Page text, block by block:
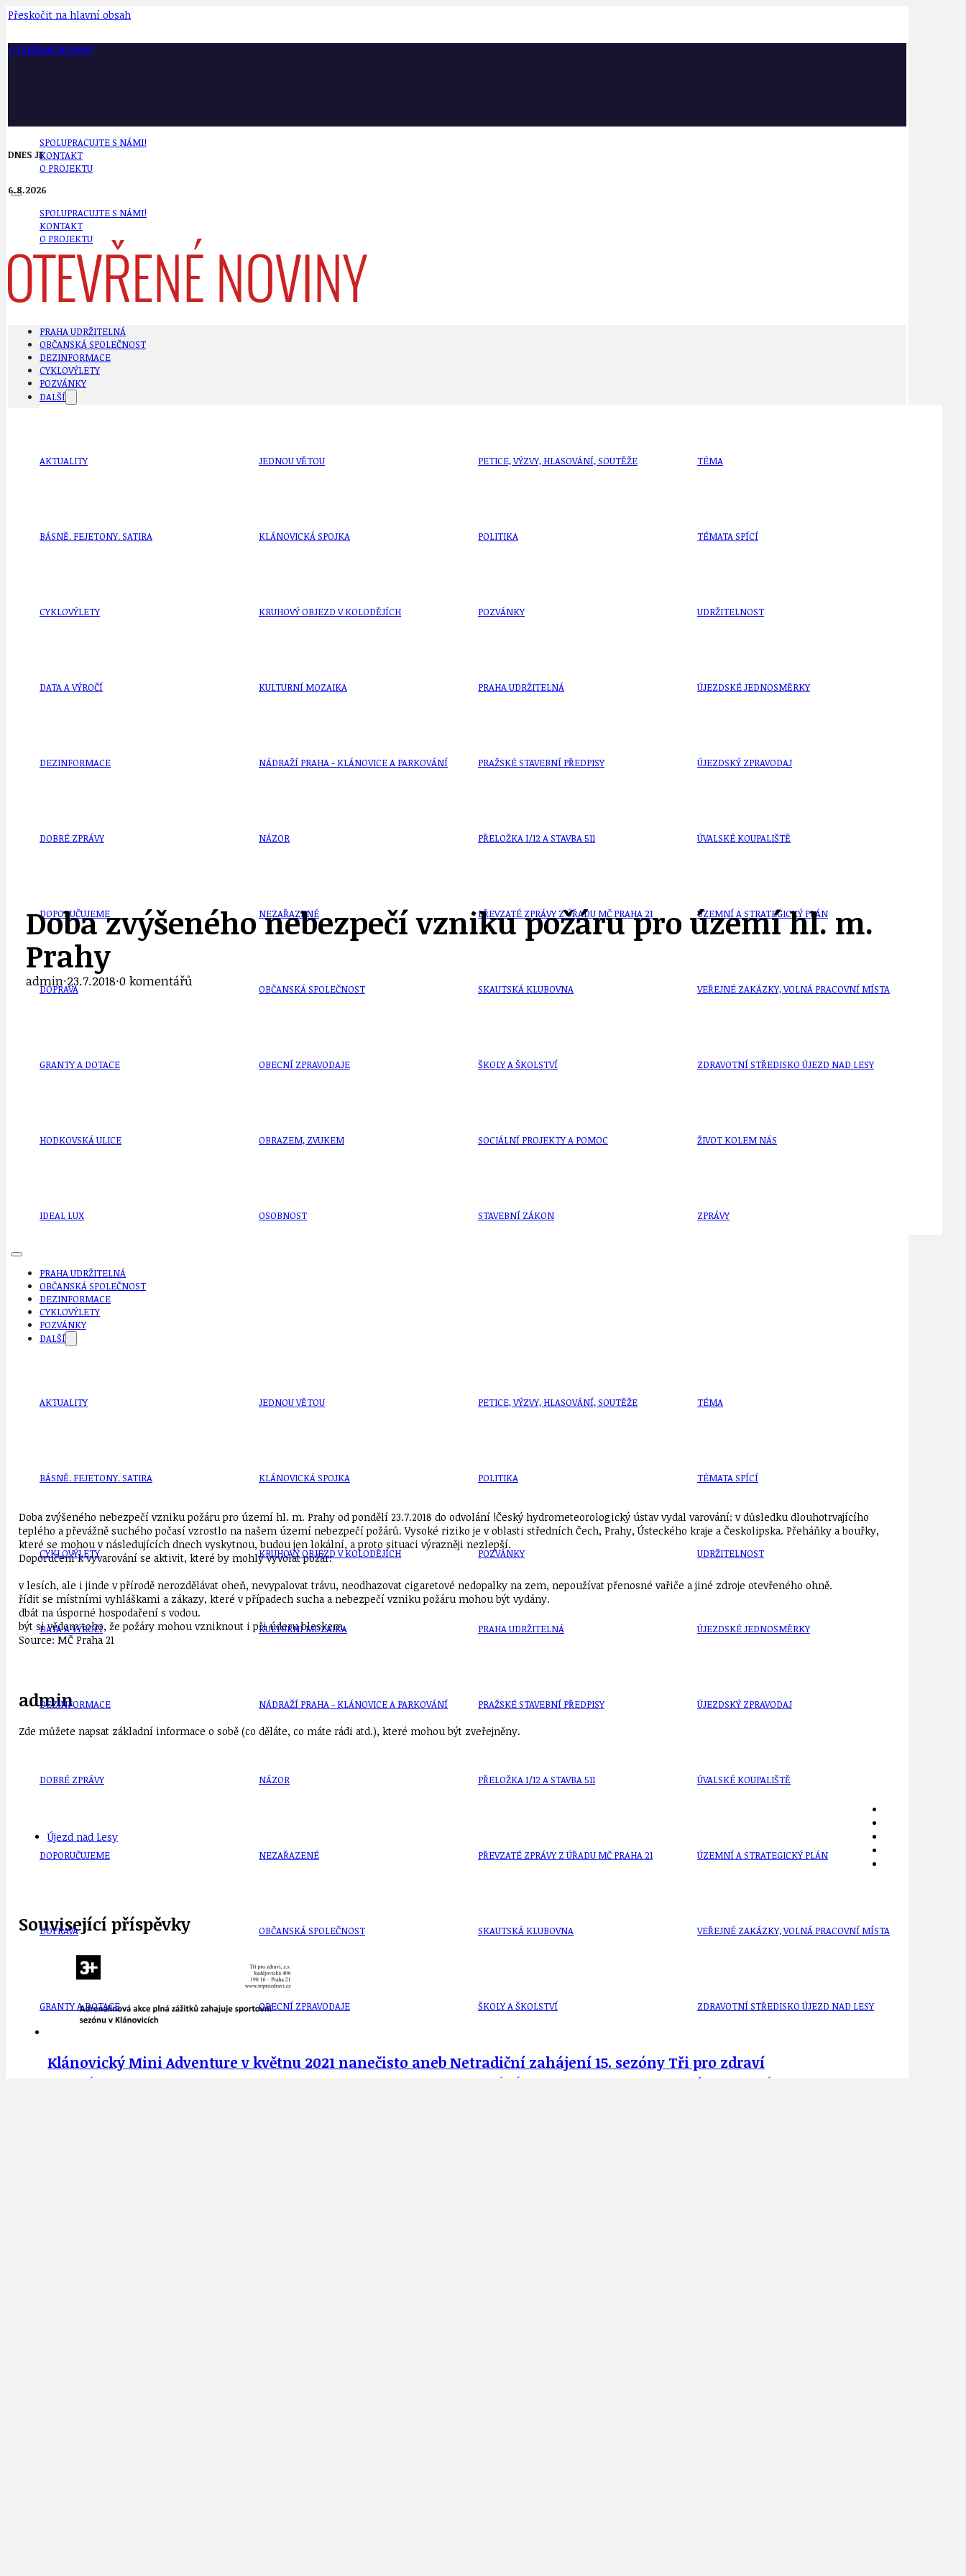
Přeskočit na hlavní obsah
OTEVŘENÉ NOVINY
SPOLUPRACUJTE S NÁMI!
KONTAKT
O PROJEKTU
SPOLUPRACUJTE S NÁMI!
KONTAKT
O PROJEKTU
DNES JE
6.8.2026
PRAHA UDRŽITELNÁ
OBČANSKÁ SPOLEČNOST
DEZINFORMACE
CYKLOVÝLETY
POZVÁNKY
DALŠÍ
AKTUALITY
BÁSNĚ. FEJETONY. SATIRA
CYKLOVÝLETY
DATA A VÝROČÍ
DEZINFORMACE
DOBRÉ ZPRÁVY
DOPORUČUJEME
DOPRAVA
GRANTY A DOTACE
HODKOVSKÁ ULICE
IDEAL LUX
JEDNOU VĚTOU
KLÁNOVICKÁ SPOJKA
KRUHOVÝ OBJEZD V KOLODĚJÍCH
KULTURNÍ MOZAIKA
NÁDRAŽÍ PRAHA - KLÁNOVICE A PARKOVÁNÍ
NÁZOR
NEZAŘAZENÉ
OBČANSKÁ SPOLEČNOST
OBECNÍ ZPRAVODAJE
OBRAZEM, ZVUKEM
OSOBNOST
PETICE, VÝZVY, HLASOVÁNÍ, SOUTĚŽE
POLITIKA
POZVÁNKY
PRAHA UDRŽITELNÁ
PRAŽSKÉ STAVEBNÍ PŘEDPISY
PŘELOŽKA I/12 A STAVBA 511
PŘEVZATÉ ZPRÁVY Z ÚŘADU MČ PRAHA 21
SKAUTSKÁ KLUBOVNA
ŠKOLY A ŠKOLSTVÍ
SOCIÁLNÍ PROJEKTY A POMOC
STAVEBNÍ ZÁKON
TÉMA
TÉMATA SPÍCÍ
UDRŽITELNOST
ÚJEZDSKÉ JEDNOSMĚRKY
ÚJEZDSKÝ ZPRAVODAJ
ÚVALSKÉ KOUPALIŠTĚ
ÚZEMNÍ A STRATEGICKÝ PLÁN
VEŘEJNÉ ZAKÁZKY, VOLNÁ PRACOVNÍ MÍSTA
ZDRAVOTNÍ STŘEDISKO ÚJEZD NAD LESY
ŽIVOT KOLEM NÁS
ZPRÁVY
PRAHA UDRŽITELNÁ
OBČANSKÁ SPOLEČNOST
DEZINFORMACE
CYKLOVÝLETY
POZVÁNKY
DALŠÍ
AKTUALITY
BÁSNĚ. FEJETONY. SATIRA
CYKLOVÝLETY
DATA A VÝROČÍ
DEZINFORMACE
DOBRÉ ZPRÁVY
DOPORUČUJEME
DOPRAVA
GRANTY A DOTACE
HODKOVSKÁ ULICE
JEDNOU VĚTOU
KLÁNOVICKÁ SPOJKA
KRUHOVÝ OBJEZD V KOLODĚJÍCH
KULTURNÍ MOZAIKA
NÁDRAŽÍ PRAHA - KLÁNOVICE A PARKOVÁNÍ
NÁZOR
NEZAŘAZENÉ
OBČANSKÁ SPOLEČNOST
OBECNÍ ZPRAVODAJE
PETICE, VÝZVY, HLASOVÁNÍ, SOUTĚŽE
POLITIKA
POZVÁNKY
PRAHA UDRŽITELNÁ
PRAŽSKÉ STAVEBNÍ PŘEDPISY
PŘELOŽKA I/12 A STAVBA 511
PŘEVZATÉ ZPRÁVY Z ÚŘADU MČ PRAHA 21
SKAUTSKÁ KLUBOVNA
ŠKOLY A ŠKOLSTVÍ
SOCIÁLNÍ PROJEKTY A POMOC
TÉMA
TÉMATA SPÍCÍ
UDRŽITELNOST
ÚJEZDSKÉ JEDNOSMĚRKY
ÚJEZDSKÝ ZPRAVODAJ
ÚVALSKÉ KOUPALIŠTĚ
ÚZEMNÍ A STRATEGICKÝ PLÁN
VEŘEJNÉ ZAKÁZKY, VOLNÁ PRACOVNÍ MÍSTA
ZDRAVOTNÍ STŘEDISKO ÚJEZD NAD LESY
ŽIVOT KOLEM NÁS
Doba zvýšeného nebezpečí vzniku požáru pro území hl. m.
Prahy
admin·23.7.2018·0 komentářů
Doba zvýšeného nebezpečí vzniku požáru pro území hl. m. Prahy od pondělí 23.7.2018 do odvolání !Český hydrometeorologický ústav vydal varování: v důsledku dlouhotrvajícího
teplého a převážně suchého počasí vzrostlo na našem území nebezpečí požárů. Vysoké riziko je v oblasti středních Čech, Prahy, Ústeckého kraje a Českolipska. Přeháňky a bouřky,
které se mohou v následujících dnech vyskytnou, budou jen lokální, a proto situaci výrazněji nezlepší.
Doporučení k vyvarování se aktivit, které by mohly vyvolat požár:
v lesích, ale i jinde v přírodě nerozdělávat oheň, nevypalovat trávu, neodhazovat cigaretové nedopalky na zem, nepoužívat přenosné vařiče a jiné zdroje otevřeného ohně.
řídit se místními vyhláškami a zákazy, které v případech sucha a nebezpečí vzniku požáru mohou být vydány.
dbát na úsporné hospodaření s vodou.
být si vědom toho, že požáry mohou vzniknout i při úderu bleskem.
Source: MČ Praha 21
admin
Zde můžete napsat základní informace o sobě (co děláte, co máte rádi atd.), které mohou být zveřejněny.
Újezd nad Lesy
Související příspěvky
Klánovický Mini Adventure v květnu 2021 nanečisto aneb Netradiční zahájení 15. sezóny Tři pro zdraví